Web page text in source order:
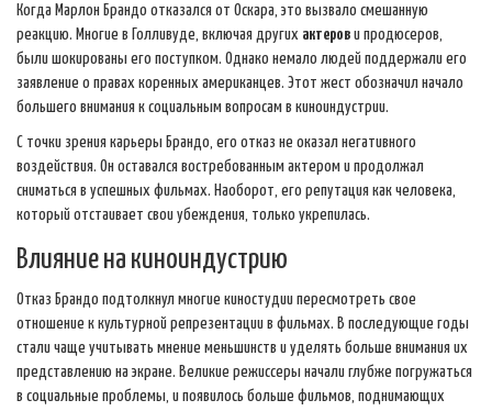
Когда Марлон Брандо отказался от Оскара, это вызвало смешанную
реакцию. Многие в Голливуде, включая других актеров и продюсеров,
были шокированы его поступком. Однако немало людей поддержали его
заявление о правах коренных американцев. Этот жест обозначил начало
большего внимания к социальным вопросам в киноиндустрии.
С точки зрения карьеры Брандо, его отказ не оказал негативного
воздействия. Он оставался востребованным актером и продолжал
сниматься в успешных фильмах. Наоборот, его репутация как человека,
который отстаивает свои убеждения, только укрепилась.
Влияние на киноиндустрию
Отказ Брандо подтолкнул многие киностудии пересмотреть свое
отношение к культурной репрезентации в фильмах. В последующие годы
стали чаще учитывать мнение меньшинств и уделять больше внимания их
представлению на экране. Великие режиссеры начали глубже погружаться
в социальные проблемы, и появилось больше фильмов, поднимающих